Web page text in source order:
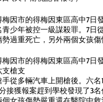
因市的得梅因東區高中7日
少年被控一級謀殺罪。7日
過重死亡，另外兩個女孩傷
梅因市的得梅因東區高中7日
支槍支
從多輛汽車上開槍後。六
接獲報案趕到學校發現了3
女孩傷勢嚴重還在醫院中